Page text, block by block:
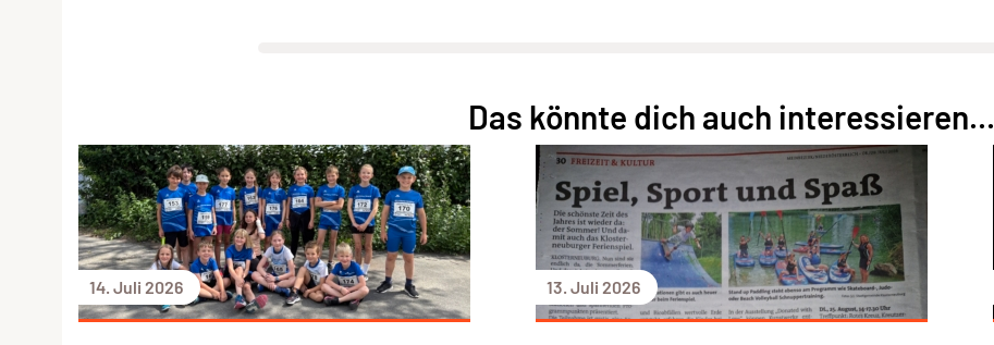
Das könnte dich auch interessieren...
14. Juli 2026 13. Juli 2026